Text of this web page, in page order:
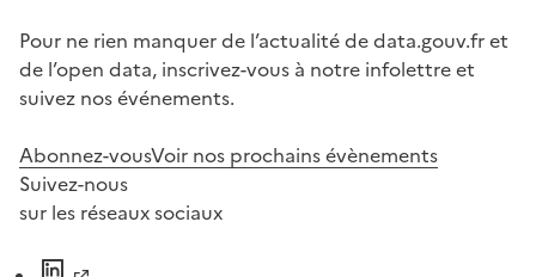
Pour ne rien manquer de l’actualité de data.gouv.fr et
de l’open data, inscrivez-vous à notre infolettre et
suivez nos événements.
Abonnez-vousVoir nos prochains évènements
Suivez-nous
sur les réseaux sociaux